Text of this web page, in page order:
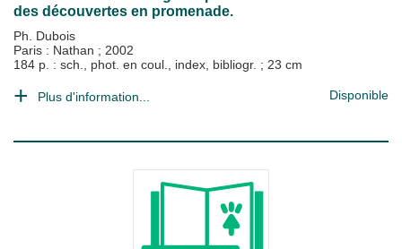
des découvertes en promenade.
Ph. Dubois
Paris : Nathan ; 2002
184 p. : sch., phot. en coul., index, bibliogr. ; 23 cm
Plus d'information... Disponible